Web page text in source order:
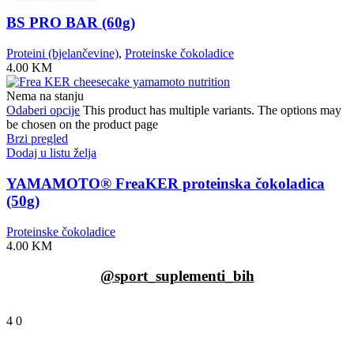
BS PRO BAR (60g)
Proteini (bjelančevine), Proteinske čokoladice
4.00 KM
Nema na stanju
Odaberi opcije This product has multiple variants. The options may
be chosen on the product page
Brzi pregled
Dodaj u listu želja
YAMAMOTO® FreaKER proteinska čokoladica
(50g)
Proteinske čokoladice
4.00 KM
@sport_suplementi_bih
4 0